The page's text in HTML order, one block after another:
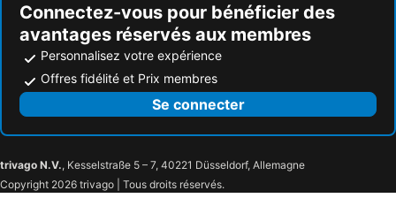
Connectez-vous pour bénéficier des
avantages réservés aux membres
Personnalisez votre expérience
Offres fidélité et Prix membres
Se connecter
trivago N.V., Kesselstraße 5 – 7, 40221 Düsseldorf, Allemagne
Copyright 2026 trivago | Tous droits réservés.